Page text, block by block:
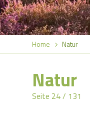
Home Natur
Natur
Seite 24 / 131